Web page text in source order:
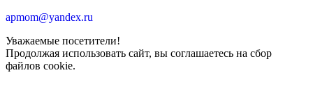
apmom@yandex.ru
Уважаемые посетители!
Продолжая использовать сайт, вы соглашаетесь на сбор
файлов cookie.